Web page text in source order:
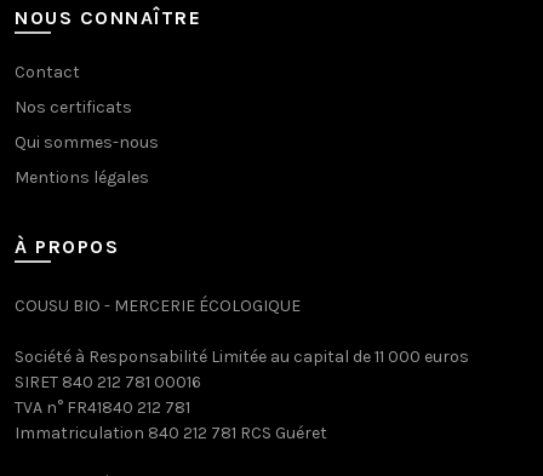
NOUS CONNAÎTRE
Contact
Nos certificats
Qui sommes-nous
Mentions légales
À PROPOS
COUSU BIO - MERCERIE ÉCOLOGIQUE
Société à Responsabilité Limitée au capital de 11 000 euros
SIRET 840 212 781 00016
TVA n° FR41840 212 781
Immatriculation 840 212 781 RCS Guéret